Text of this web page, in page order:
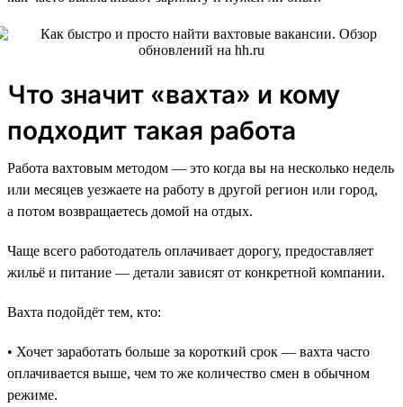
Что значит «вахта» и кому
подходит такая работа
Работа вахтовым методом — это когда вы на несколько недель
или месяцев уезжаете на работу в другой регион или город,
а потом возвращаетесь домой на отдых.
Чаще всего работодатель оплачивает дорогу, предоставляет
жильё и питание — детали зависят от конкретной компании.
Вахта подойдёт тем, кто:
• Хочет заработать больше за короткий срок — вахта часто
оплачивается выше, чем то же количество смен в обычном
режиме.